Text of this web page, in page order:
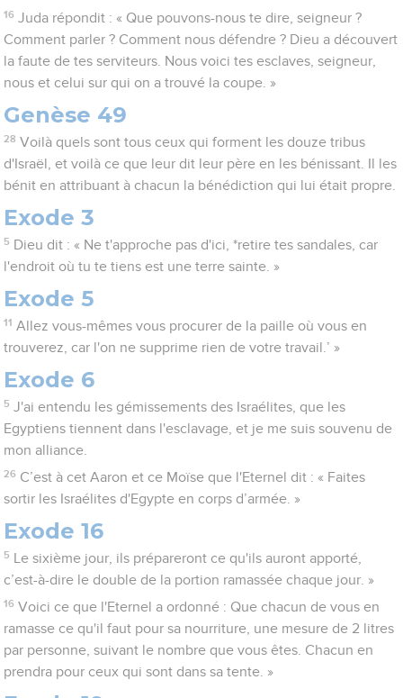
16 Juda répondit : « Que pouvons-nous te dire, seigneur ?
Comment parler ? Comment nous défendre ? Dieu a découvert
la faute de tes serviteurs. Nous voici tes esclaves, seigneur,
nous et celui sur qui on a trouvé la coupe. »
Genèse 49
28 Voilà quels sont tous ceux qui forment les douze tribus
d'Israël, et voilà ce que leur dit leur père en les bénissant. Il les
bénit en attribuant à chacun la bénédiction qui lui était propre.
Exode 3
5 Dieu dit : « Ne t'approche pas d'ici, *retire tes sandales, car
l'endroit où tu te tiens est une terre sainte. »
Exode 5
11 Allez vous-mêmes vous procurer de la paille où vous en
trouverez, car l'on ne supprime rien de votre travail.’ »
Exode 6
5 J'ai entendu les gémissements des Israélites, que les
Egyptiens tiennent dans l'esclavage, et je me suis souvenu de
mon alliance.
26 C’est à cet Aaron et ce Moïse que l'Eternel dit : « Faites
sortir les Israélites d'Egypte en corps d’armée. »
Exode 16
5
Le sixième jour, ils prépareront ce qu'ils auront apporté,
c’est-à-dire le double de la portion ramassée chaque jour. »
16 Voici ce que l'Eternel a ordonné : Que chacun de vous en
ramasse ce qu'il faut pour sa nourriture, une mesure de 2 litres
par personne, suivant le nombre que vous êtes. Chacun en
prendra pour ceux qui sont dans sa tente. »